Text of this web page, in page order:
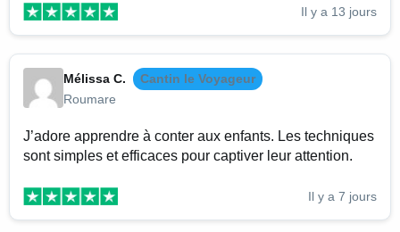
Il y a 13 jours
Mélissa C.
Cantin le Voyageur
Roumare
J’adore apprendre à conter aux enfants. Les techniques
sont simples et efficaces pour captiver leur attention.
Il y a 7 jours